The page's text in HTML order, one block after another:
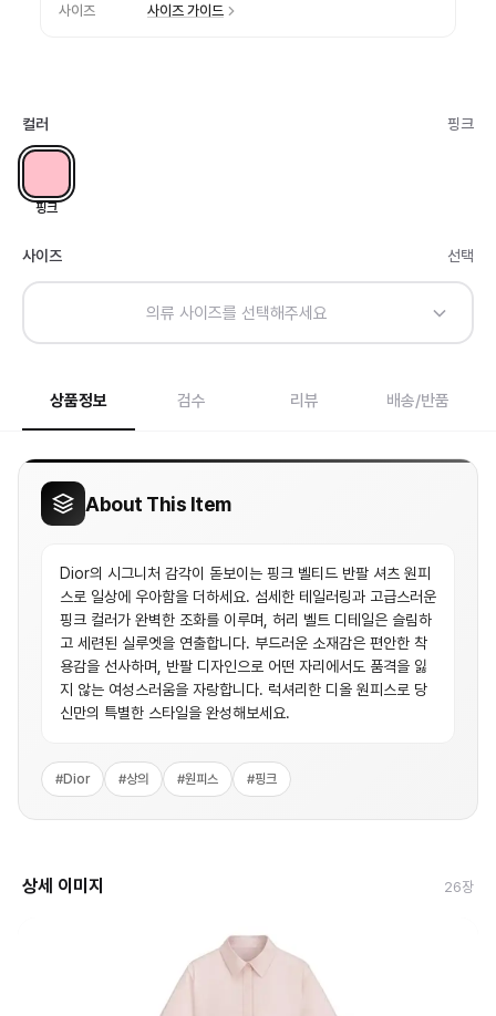
사이즈 사이즈 가이드
컬러 핑크
핑크
사이즈 선택
의류 사이즈를 선택해주세요
상품정보 검수 리뷰 배송/반품
About This Item
Dior의 시그니처 감각이 돋보이는 핑크 벨티드 반팔 셔츠 원피
스로 일상에 우아함을 더하세요. 섬세한 테일러링과 고급스러운
핑크 컬러가 완벽한 조화를 이루며, 허리 벨트 디테일은 슬림하
고 세련된 실루엣을 연출합니다. 부드러운 소재감은 편안한 착
용감을 선사하며, 반팔 디자인으로 어떤 자리에서도 품격을 잃
지 않는 여성스러움을 자랑합니다. 럭셔리한 디올 원피스로 당
신만의 특별한 스타일을 완성해보세요.
#Dior #상의 #원피스 #핑크
상세 이미지 26장